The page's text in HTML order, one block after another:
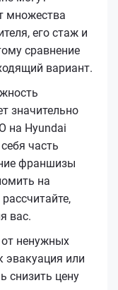
множества
его стаж и
сравнение
вариант.
значительно
на Hyundai
часть
франшизы
на
вас.
ненужных
эвакуация или
снизить цену